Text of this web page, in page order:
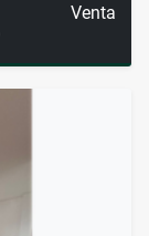
Venta